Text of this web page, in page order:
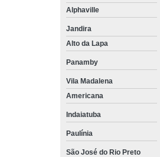
Alphaville
Jandira
Alto da Lapa
Panamby
Vila Madalena
Americana
Indaiatuba
Paulínia
São José do Rio Preto